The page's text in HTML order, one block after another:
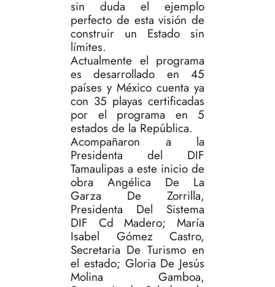
sin duda el ejemplo
perfecto de esta visión de
construir un Estado sin
límites.
Actualmente el programa
es desarrollado en 45
países y México cuenta ya
con 35 playas certificadas
por el programa en 5
estados de la República.
Acompañaron a la
Presidenta del DIF
Tamaulipas a este inicio de
obra Angélica De La
Garza De Zorrilla,
Presidenta Del Sistema
DIF Cd Madero; María
Isabel Gómez Castro,
Secretaria De Turismo en
el estado; Gloria De Jesús
Molina Gamboa,